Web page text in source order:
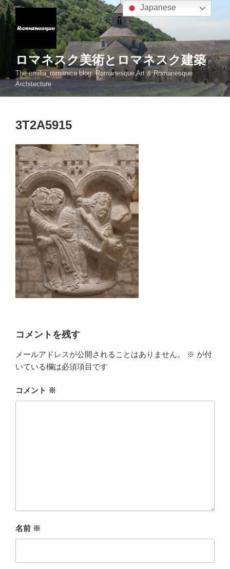
コ
ン
ス
キ
ロマネスク美術とロマネスク建築
The emilia_romanica blog: Romanesque Art & Romanesque
Architecture
3T2A5915
コメントを残す
メールアドレスが公開されることはありません。 ※ が付
いている欄は必須項目です
コメント ※
名前 ※
Japanese